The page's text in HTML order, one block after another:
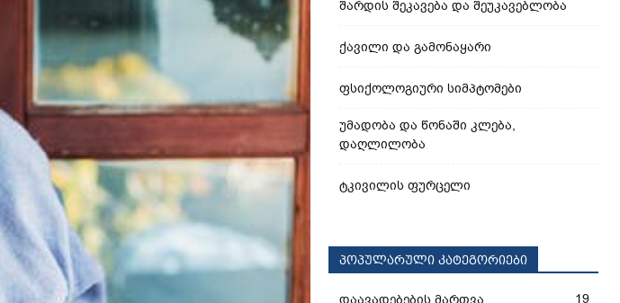
შარდის შეკავება და შეუკავებლობა
ქავილი და გამონაყარი
ფსიქოლოგიური სიმპტომები
უმადობა და წონაში კლება,
დაღლილობა
ტკივილის ფურცელი
პოპულარული კატეგორიები
19